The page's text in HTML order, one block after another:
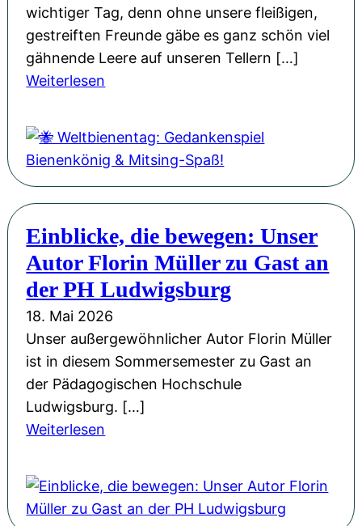
n
e
u
e
w
d
v
l
r
H
o
f
f
n
u
n
g
u
n
d
M
u
wichtiger Tag, denn ohne unsere fleißigen,
gestreiften Freunde gäbe es ganz schön viel
gähnende Leere auf unseren Tellern […]
Weiterlesen
e
l
t
i
e
n
e
t
g
:
G
d
a
Einblicke, die bewegen: Unser
Autor Florin Müller zu Gast an
der PH Ludwigsburg
18. Mai 2026
Unser außergewöhnlicher Autor Florin Müller
ist in diesem Sommersemester zu Gast an
der Pädagogischen Hochschule
Ludwigsburg. […]
Weiterlesen
n
b